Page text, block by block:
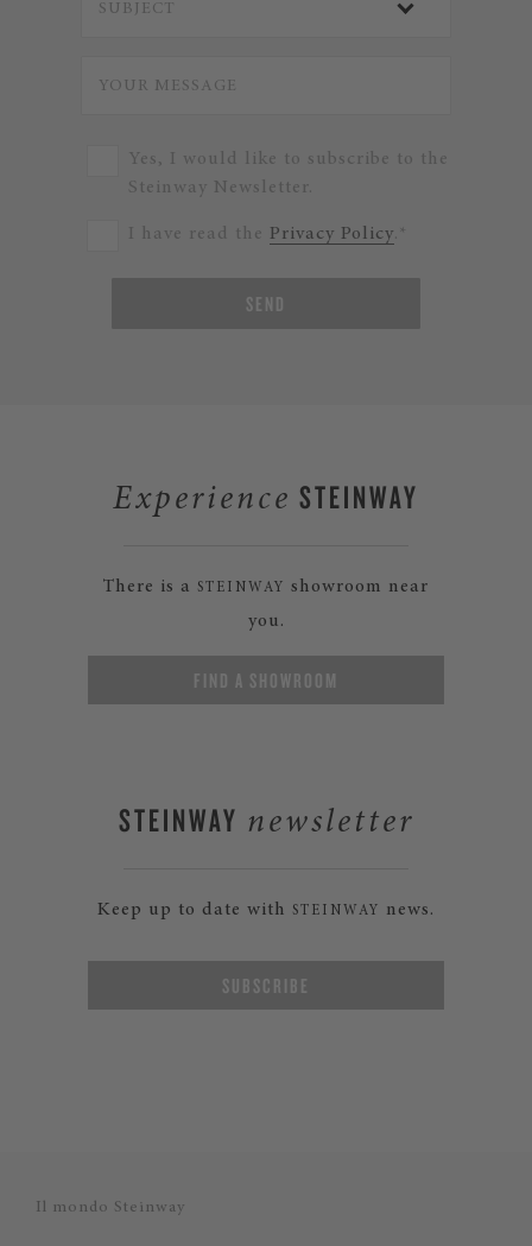
Yes, I would like to subscribe to the
Steinway Newsletter.
I have read the Privacy Policy.*
SEND
Experience STEINWAY
There is a STEINWAY
showroom near
you.
FIND A SHOWROOM
STEINWAY newsletter
Keep up to date with STEINWAY news.
SUBSCRIBE
Il mondo Steinway